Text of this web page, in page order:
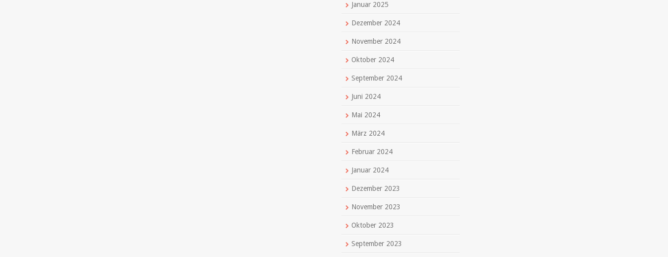
Januar 2025
Dezember 2024
November 2024
Oktober 2024
September 2024
Juni 2024
Mai 2024
März 2024
Februar 2024
Januar 2024
Dezember 2023
November 2023
Oktober 2023
September 2023